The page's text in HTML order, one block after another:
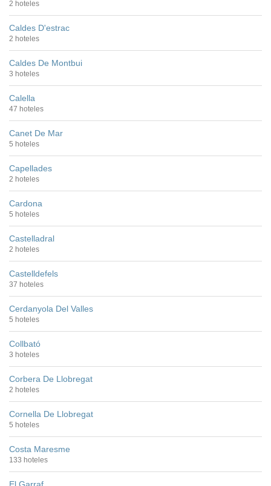
2 hoteles
Caldes D'estrac
2 hoteles
Caldes De Montbui
3 hoteles
Calella
47 hoteles
Canet De Mar
5 hoteles
Capellades
2 hoteles
Cardona
5 hoteles
Castelladral
2 hoteles
Castelldefels
37 hoteles
Cerdanyola Del Valles
5 hoteles
Collbató
3 hoteles
Corbera De Llobregat
2 hoteles
Cornella De Llobregat
5 hoteles
Costa Maresme
133 hoteles
El Garraf